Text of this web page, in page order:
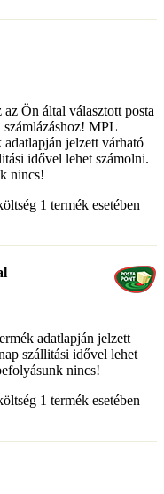
Ön által választott posta
MPL
adatlapján jelzett várható
idővel lehet számolni.
nincs!
1 termék esetében
adatlapján jelzett
szállitási idővel lehet
nincs!
1 termék esetében